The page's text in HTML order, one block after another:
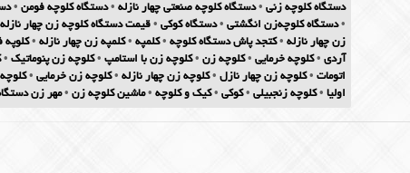
دستگاه کلوچه زنی •دستگاه کلوچه صنعتی چهار نازله •دستگاه کلوچه فومن •
•دستگاه کلوچه‌زن انگشتی •دستگاه کوکی •قیمت دستگاه کلوچه زن چهار نازله
زن چهار نازله •کتجد پاش دستگاه کلوچه •کلمپه •کلمپه زن چهار نازله •کلوپه
آردی •کلوچه خرمایی •کلوچه زن •کلوچه زن با استامپ •کلوچه زن پنوماتیک •
اتومات •کلوچه زن چهار نازل •کلوچه زن چهار نازله •کلوچه زن خرمایی •
اولیا •کلوچه زنجبیلی •کوکی •کیک و کلوچه •ماشین کلوچه زن •مهر زن